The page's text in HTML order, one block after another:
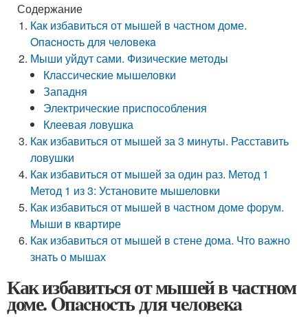
Содержание
Как избавиться от мышей в частном доме.
Oпacнocть для чeлoвeкa
Мыши уйдут сами. Физические методы
Классические мышеловки
Западня
Электрические приспособления
Клеевая ловушка
Как избавиться от мышей за 3 минуты. Расставить
ловушки
Как избавиться от мышей за один раз. Метод 1
Метод 1 из 3: Установите мышеловки
Как избавиться от мышей в частном доме форум.
Мыши в квартире
Как избавиться от мышей в стене дома. Что важно
знать о мышах
Как избавиться от мышей в частном
доме. Oпacнocть для чeлoвeкa